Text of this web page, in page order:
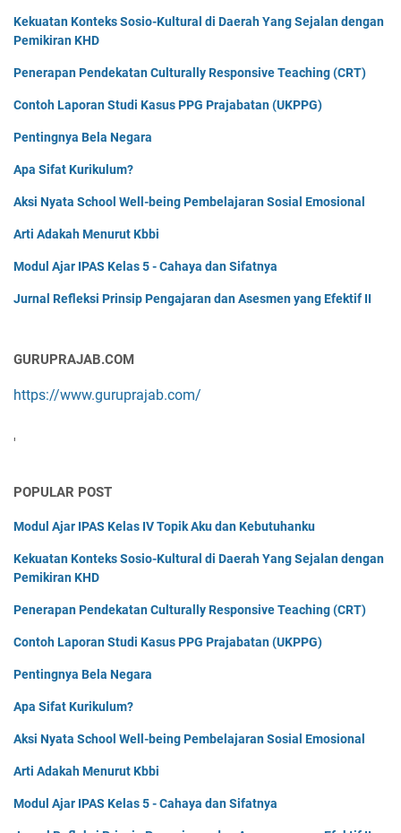
Kekuatan Konteks Sosio-Kultural di Daerah Yang Sejalan dengan
Pemikiran KHD
Penerapan Pendekatan Culturally Responsive Teaching (CRT)
Contoh Laporan Studi Kasus PPG Prajabatan (UKPPG)
Pentingnya Bela Negara
Apa Sifat Kurikulum?
Aksi Nyata School Well-being Pembelajaran Sosial Emosional
Arti Adakah Menurut Kbbi
Modul Ajar IPAS Kelas 5 - Cahaya dan Sifatnya
Jurnal Refleksi Prinsip Pengajaran dan Asesmen yang Efektif II
GURUPRAJAB.COM
https://www.guruprajab.com/
'
POPULAR POST
Modul Ajar IPAS Kelas IV Topik Aku dan Kebutuhanku
Kekuatan Konteks Sosio-Kultural di Daerah Yang Sejalan dengan
Pemikiran KHD
Penerapan Pendekatan Culturally Responsive Teaching (CRT)
Contoh Laporan Studi Kasus PPG Prajabatan (UKPPG)
Pentingnya Bela Negara
Apa Sifat Kurikulum?
Aksi Nyata School Well-being Pembelajaran Sosial Emosional
Arti Adakah Menurut Kbbi
Modul Ajar IPAS Kelas 5 - Cahaya dan Sifatnya